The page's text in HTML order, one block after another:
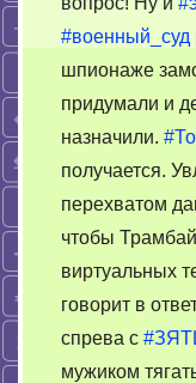
#военный_суд
шпионаже
придумали и
назначили.
получается.
перехватом
чтобы
виртуальных
говорит в
спрева с
мужиком